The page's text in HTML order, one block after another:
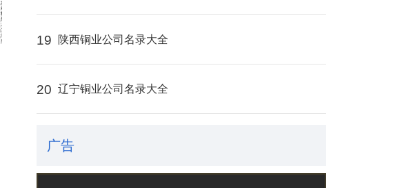
19 陕西铜业公司名录大全
20 辽宁铜业公司名录大全
广告